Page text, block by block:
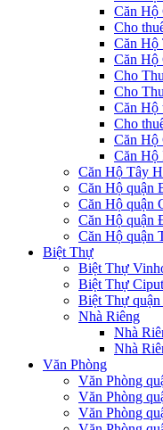
Căn Hộ
Cho
Căn Hộ
Căn Hộ
Cho
Cho
Căn Hộ
Cho
Căn Hộ
Căn Hộ
Căn Hộ Tây
Căn Hộ quận
Căn Hộ quận
Căn Hộ quận
Căn Hộ quận
Biệt Thự
Biệt Thự
Biệt Thự
Biệt Thự
Nhà Riêng
Nhà
Nhà
Văn Phòng
Văn Phòng
Văn Phòng
Văn Phòng